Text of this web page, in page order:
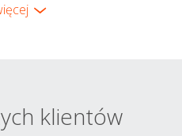
klientów